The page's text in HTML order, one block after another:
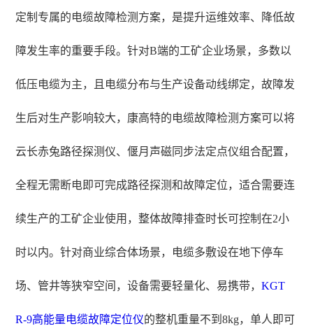
定制专属的电缆故障检测方案，是提升运维效率、降低故
障发生率的重要手段。针对B端的工矿企业场景，多数以
低压电缆为主，且电缆分布与生产设备动线绑定，故障发
生后对生产影响较大，康高特的电缆故障检测方案可以将
云长赤兔路径探测仪、偃月声磁同步法定点仪组合配置，
全程无需断电即可完成路径探测和故障定位，适合需要连
续生产的工矿企业使用，整体故障排查时长可控制在2小
时以内。针对商业综合体场景，电缆多敷设在地下停车
场、管井等狭窄空间，设备需要轻量化、易携带，KGT
R-9高能量电缆故障定位仪的整机重量不到8kg，单人即可